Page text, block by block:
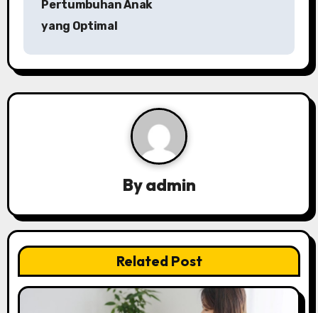
a
v
i
o
n
Pertumbuhan Anak
yang Optimal
Byadmin
Related Post